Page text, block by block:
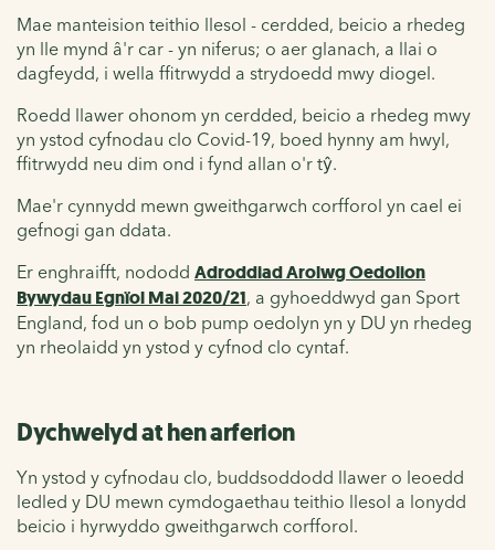
Mae manteision teithio llesol - cerdded, beicio a rhedeg
yn lle mynd â'r car - yn niferus; o aer glanach, a llai o
dagfeydd, i wella ffitrwydd a strydoedd mwy diogel.
Roedd llawer ohonom yn cerdded, beicio a rhedeg mwy
yn ystod cyfnodau clo Covid-19, boed hynny am hwyl,
ffitrwydd neu dim ond i fynd allan o'r tŷ.
Mae'r cynnydd mewn gweithgarwch corfforol yn cael ei
gefnogi gan ddata.
Er enghraifft, nododd Adroddiad Arolwg Oedolion
Bywydau Egnïol Mai 2020/21, a gyhoeddwyd gan Sport
England, fod un o bob pump oedolyn yn y DU yn rhedeg
yn rheolaidd yn ystod y cyfnod clo cyntaf.
Dychwelyd at hen arferion
Yn ystod y cyfnodau clo, buddsoddodd llawer o leoedd
ledled y DU mewn cymdogaethau teithio llesol a lonydd
beicio i hyrwyddo gweithgarwch corfforol.